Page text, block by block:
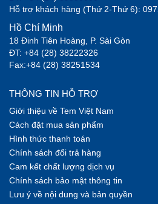
Hỗ trợ khách hàng (Thứ 2-Thứ 6):
Hồ Chí Minh
18 Đinh Tiên Hoàng, P. Sài Gòn
ĐT: +84 (28) 38222326
Fax:+84 (28) 38251534
THÔNG TIN HỖ TRỢ
Giới thiệu về Tem Việt Nam
Cách đặt mua sản phẩm
Hình thức thanh toán
Chính sách đổi trả hàng
Cam kết chất lượng dịch vụ
Chính sách bảo mật thông tin
Lưu ý về nội dung và bản quyền